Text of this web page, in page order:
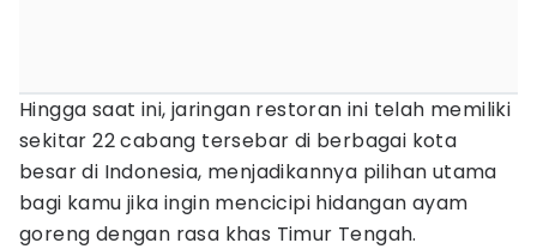
Hingga saat ini, jaringan restoran ini telah memiliki
sekitar 22 cabang tersebar di berbagai kota
besar di Indonesia, menjadikannya pilihan utama
bagi kamu jika ingin mencicipi hidangan ayam
goreng dengan rasa khas Timur Tengah.